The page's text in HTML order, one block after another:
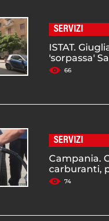
SERVIZI
ISTAT.
'sorpassa'
66
SERVIZI
Campania.
carburanti,
74